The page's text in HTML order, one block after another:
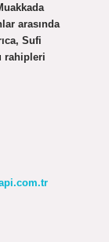
arasında
Sufi
rahipleri